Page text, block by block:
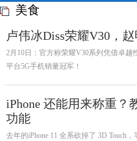
美食
卢伟冰Diss荣耀V30，
2月10日：官方称荣耀V30系列凭借卓越
平台5G手机销量冠军！
iPhone 还能用来称重？
功能
去年的iPhone 11 全系砍掉了 3D Touch